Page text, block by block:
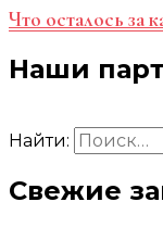
Что осталось за
Наши
Найти:
Свежие